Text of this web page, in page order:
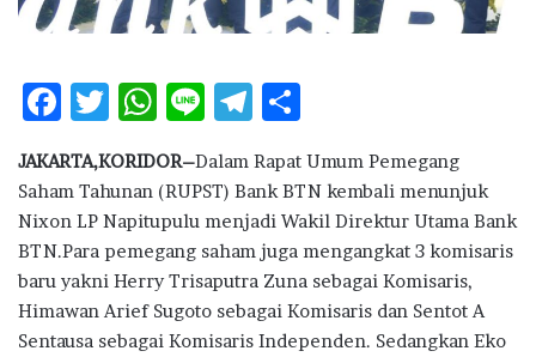
F
e
b
o
o
k
T
it
te
r
W
at
s
A
p
p
Li
e
T
e
g
ra
m
ar
e
JAKARTA,KORIDOR–Dalam Rapat Umum Pemegang
Saham Tahunan (RUPST) Bank BTN kembali menunjuk
Nixon LP Napitupulu menjadi Wakil Direktur Utama Bank
BTN.Para pemegang saham juga mengangkat 3 komisaris
baru yakni Herry Trisaputra Zuna sebagai Komisaris,
Himawan Arief Sugoto sebagai Komisaris dan Sentot A
Sentausa sebagai Komisaris Independen. Sedangkan Eko